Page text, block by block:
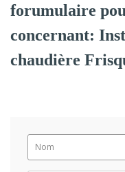
forumulaire
concernant:
chaudière